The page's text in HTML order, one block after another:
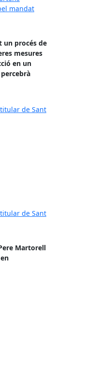
mandat
un procés de
mesures
en un
de Sant
Martorell